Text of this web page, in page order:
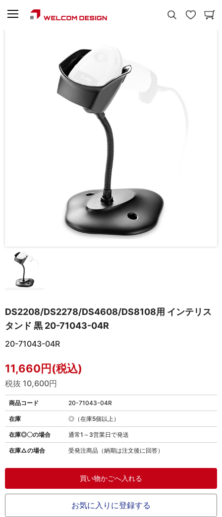
DS2208/DS2278/DS4608/DS8108用 インテリス
タンド 黒 20-71043-04R
20-71043-04R
11,660円(税込)
税抜 10,600円
商品コード 20-71043-04R
在庫◎〇の場合 通常1～3営業日で発送
在庫△の場合 受発注商品（納期は注文後に回答）
在庫 ◎（在庫5個以上）
お気に入りに登録する